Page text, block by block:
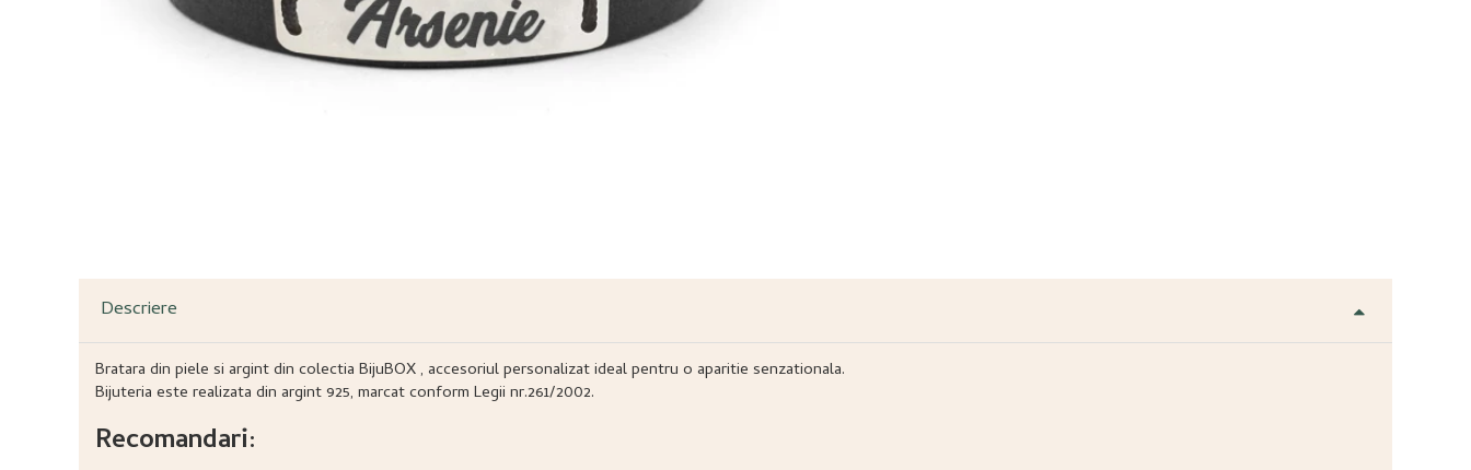
Descriere
Bratara din piele si argint din colectia BijuBOX , accesoriul personalizat ideal pentru o aparitie senzationala.
Bijuteria este realizata din argint 925, marcat conform Legii nr.261/2002.
Recomandari: